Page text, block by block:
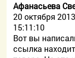
Афанасьева
20 октября 2013
15:11:10
Вот вы
ссылка